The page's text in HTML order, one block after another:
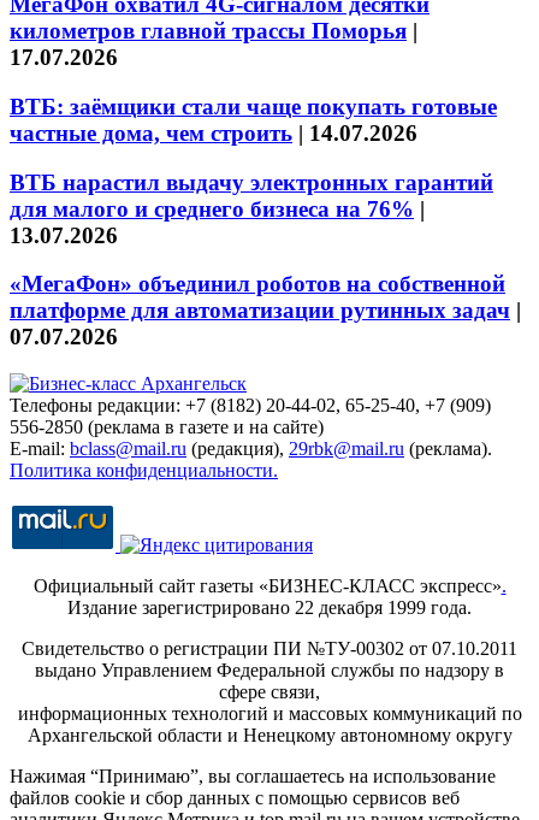
километров главной трассы Поморья |
17.07.2026
ВТБ: заёмщики стали чаще покупать готовые
частные дома, чем строить | 14.07.2026
ВТБ нарастил выдачу электронных гарантий
для малого и среднего бизнеса на 76% |
13.07.2026
«МегаФон» объединил роботов на собственной
платформе для автоматизации рутинных задач |
07.07.2026
Телефоны редакции: +7 (8182) 20-44-02, 65-25-40, +7 (909)
556-2850 (реклама в газете и на сайте)
E-mail: bclass@mail.ru (редакция), 29rbk@mail.ru (реклама).
Политика конфиденциальности.
Официальный сайт газеты «БИЗНЕС-КЛАСС экспресс».
Издание зарегистрировано 22 декабря 1999 года.
Свидетельство о регистрации ПИ №ТУ-00302 от 07.10.2011
выдано Управлением Федеральной службы по надзору в
сфере связи,
информационных технологий и массовых коммуникаций по
Архангельской области и Ненецкому автономному округу
Нажимая “Принимаю”, вы соглашаетесь на использование
файлов cookie и сбор данных с помощью сервисов веб